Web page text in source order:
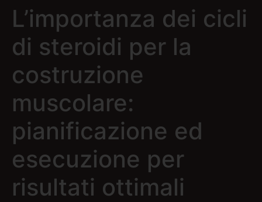
L’importanza dei cicli
di steroidi per la
costruzione
muscolare:
pianificazione ed
esecuzione per
risultati ottimali